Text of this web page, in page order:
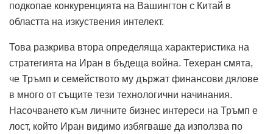
подкопае конкуренцията на Вашингтон с Китай в
областта на изкуствения интелект.
Това разкрива втора определяща характеристика на
стратегията на Иран в бъдеща война. Техеран смята,
че Тръмп и семейството му държат финансови дялове
в много от същите тези технологични начинания.
Насочването към личните бизнес интереси на Тръмп е
лост, който Иран видимо избягваше да използва по